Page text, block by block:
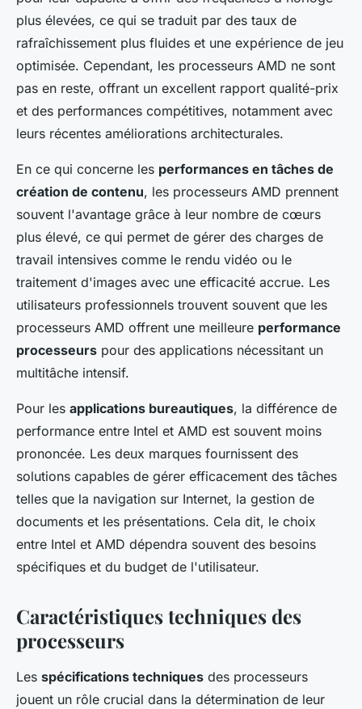
plus élevées, ce qui se traduit par des taux de
rafraîchissement plus fluides et une expérience de jeu
optimisée. Cependant, les processeurs AMD ne sont
pas en reste, offrant un excellent rapport qualité-prix
et des performances compétitives, notamment avec
leurs récentes améliorations architecturales.
En ce qui concerne les performances en tâches de
création de contenu, les processeurs AMD prennent
souvent l'avantage grâce à leur nombre de cœurs
plus élevé, ce qui permet de gérer des charges de
travail intensives comme le rendu vidéo ou le
traitement d'images avec une efficacité accrue. Les
utilisateurs professionnels trouvent souvent que les
processeurs AMD offrent une meilleure performance
processeurs pour des applications nécessitant un
multitâche intensif.
Pour les applications bureautiques, la différence de
performance entre Intel et AMD est souvent moins
prononcée. Les deux marques fournissent des
solutions capables de gérer efficacement des tâches
telles que la navigation sur Internet, la gestion de
documents et les présentations. Cela dit, le choix
entre Intel et AMD dépendra souvent des besoins
spécifiques et du budget de l'utilisateur.
Caractéristiques techniques des
processeurs
Les spécifications techniques des processeurs
jouent un rôle crucial dans la détermination de leur